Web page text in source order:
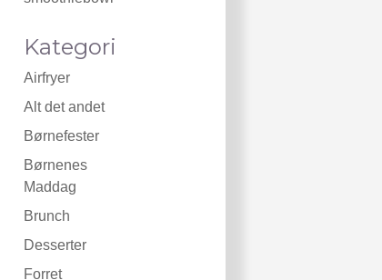
Kategori
Airfryer
Alt det andet
Børnefester
Børnenes
Maddag
Brunch
Desserter
Forret